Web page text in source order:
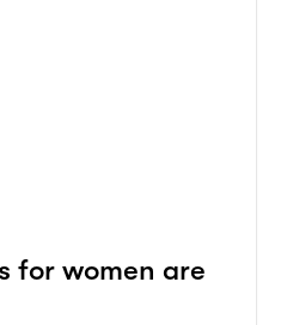
for women are